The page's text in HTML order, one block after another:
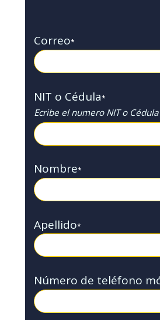
Correo*
NIT o Cédula*
Ecribe el numero NIT o
Nombre*
Apellido*
Número de teléfono